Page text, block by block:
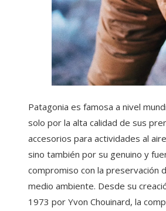
Patagonia es famosa a nivel
solo por la alta calidad de sus
accesorios para actividades al
sino también por su genuino y
compromiso con la preservación
medio ambiente. Desde su
1973 por Yvon Chouinard, la